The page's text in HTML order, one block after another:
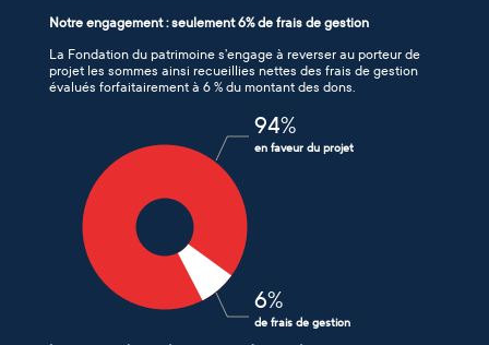
Notre engagement : seulement 6% de frais de gestion
La Fondation du patrimoine s’engage à reverser au porteur de
projet les sommes ainsi recueillies nettes des frais de gestion
évalués forfaitairement à 6 % du montant des dons.
94%
en faveur du projet
6%
de frais de gestion